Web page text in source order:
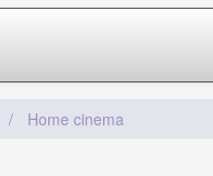
Home cinema